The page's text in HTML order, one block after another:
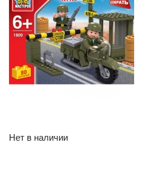
Нет в наличии